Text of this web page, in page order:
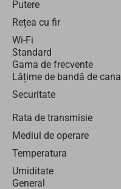
Putere
Rețea cu fir
Wi-Fi
Standard
Gama de frecvente
Lățime de bandă de canal
Securitate
Rata de transmisie
Mediul de operare
Temperatura
Umiditate
General